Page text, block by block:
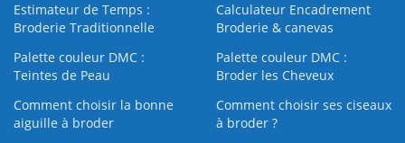
Estimateur de Temps :
Broderie Traditionnelle
Calculateur Encadrement
Broderie & canevas
Palette couleur DMC :
Teintes de Peau
Palette couleur DMC :
Broder les Cheveux
Comment choisir la bonne
aiguille à broder
Comment choisir ses ciseaux
à broder ?